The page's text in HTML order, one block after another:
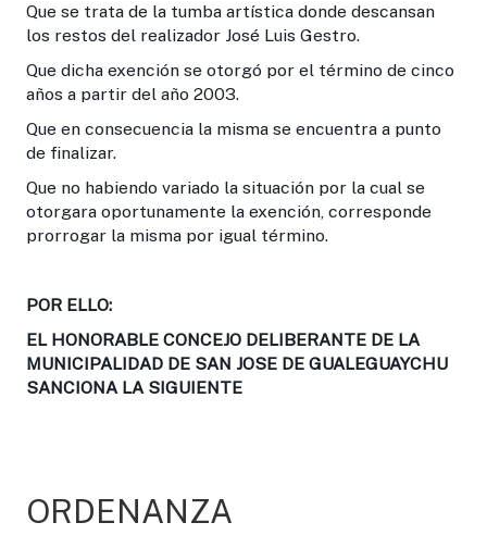
Que se trata de la tumba artística donde descansan
los restos del realizador José Luis Gestro.
Que dicha exención se otorgó por el término de cinco
años a partir del año 2003.
Que en consecuencia la misma se encuentra a punto
de finalizar.
Que no habiendo variado la situación por la cual se
otorgara oportunamente la exención, corresponde
prorrogar la misma por igual término.
POR ELLO:
EL HONORABLE CONCEJO DELIBERANTE DE LA
MUNICIPALIDAD DE SAN JOSE DE GUALEGUAYCHU
SANCIONA LA SIGUIENTE
ORDENANZA